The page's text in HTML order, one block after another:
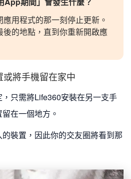
用程式的那一刻停止更新。
後的地點，直到你重新開啟應
將手機留在家中
只需將Life360安裝在另一支手
在一個地方。
裝置，因此你的交友圈將看到那